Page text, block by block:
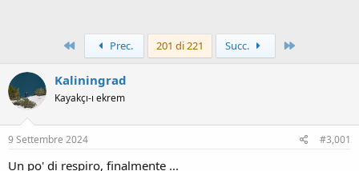
Primo Prec. 201 di 221 Succ.
Kaliningrad
Kayakçı-ı ekrem
9 Settembre 2024 #3,001
Un po' di respiro, finalmente ...